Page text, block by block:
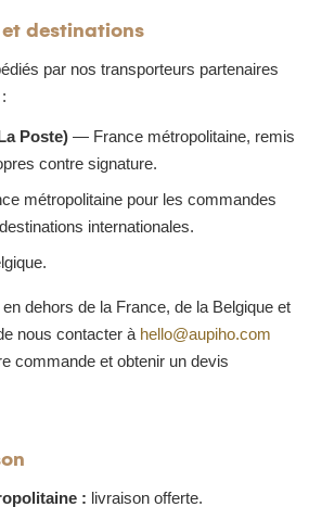
destinations
par nos transporteurs partenaires
Poste)— France métropolitaine, remis
contre signature.
métropolitaine pour les commandes
internationales.
dehors de la France, de la Belgique et
nous contacter à hello@aupiho.com
commande et obtenir un devis
: livraison offerte.